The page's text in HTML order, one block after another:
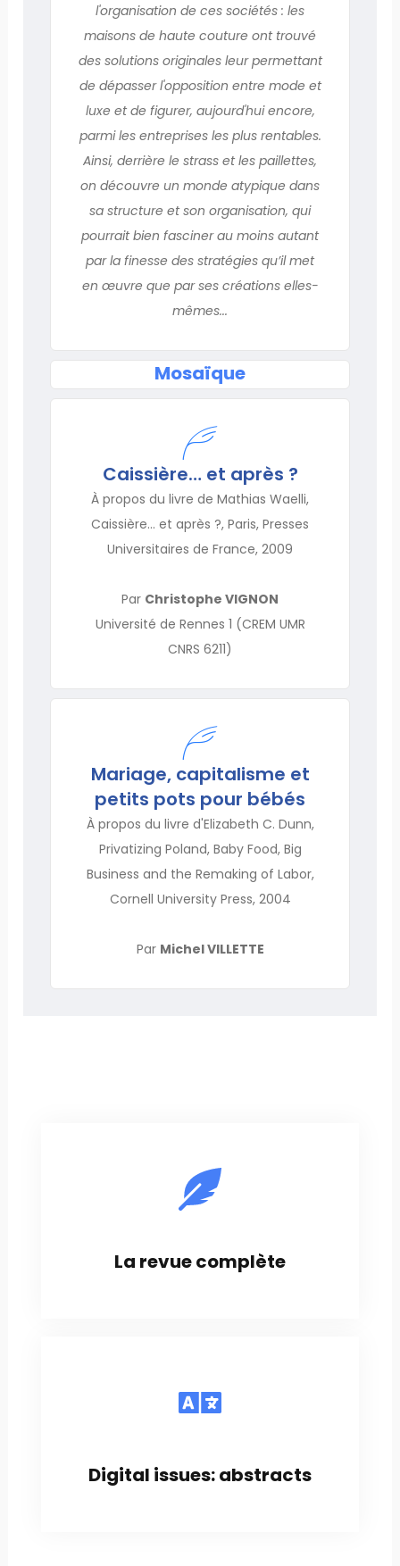
l'organisation de ces sociétés : les
maisons de haute couture ont trouvé
des solutions originales leur permettant
de dépasser l'opposition entre mode et
luxe et de figurer, aujourd'hui encore,
parmi les entreprises les plus rentables.
Ainsi, derrière le strass et les paillettes,
on découvre un monde atypique dans
sa structure et son organisation, qui
pourrait bien fasciner au moins autant
par la finesse des stratégies qu’il met
en œuvre que par ses créations elles-
mêmes...
Mosaïque
Caissière… et après ?
À propos du livre de Mathias Waelli,
Caissière… et après ?, Paris, Presses
Universitaires de France, 2009
Par Christophe VIGNON
Université de Rennes 1 (CREM UMR
CNRS 6211)
Mariage, capitalisme et
petits pots pour bébés
À propos du livre d'Elizabeth C. Dunn,
Privatizing Poland, Baby Food, Big
Business and the Remaking of Labor,
Cornell University Press, 2004
Par Michel VILLETTE
La revue complète
Digital issues: abstracts